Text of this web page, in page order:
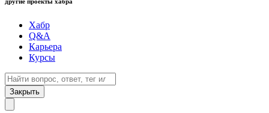
Хабр
Q&A
Карьера
Курсы
Закрыть